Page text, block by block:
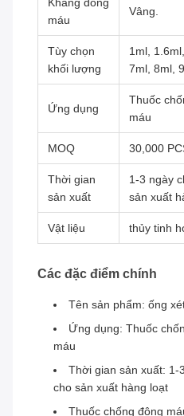
Kháng đông
máu
Vâng.
Tùy chọn
khối lượng
1ml,
7ml, 8ml,
Ứng dụng
Thuốc
máu
MOQ 30,000
Thời gian
sản xuất
1-3 ngày
sản xuất
Vật liệu thủy tinh
Các đặc điểm chính
Tên sản phẩm: ống
Ứng dụng: Thuốc
máu
Thời gian sản xuất: 1-
cho sản xuất hàng loạt
Thuốc chống đông